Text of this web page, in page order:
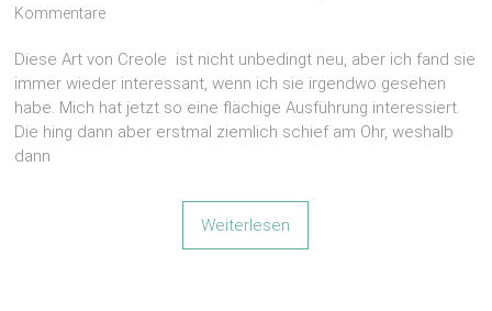
Kommentare
Diese Art von Creole ist nicht unbedingt neu, aber ich fand sie
immer wieder interessant, wenn ich sie irgendwo gesehen
habe. Mich hat jetzt so eine flächige Ausführung interessiert.
Die hing dann aber erstmal ziemlich schief am Ohr, weshalb
dann
Weiterlesen